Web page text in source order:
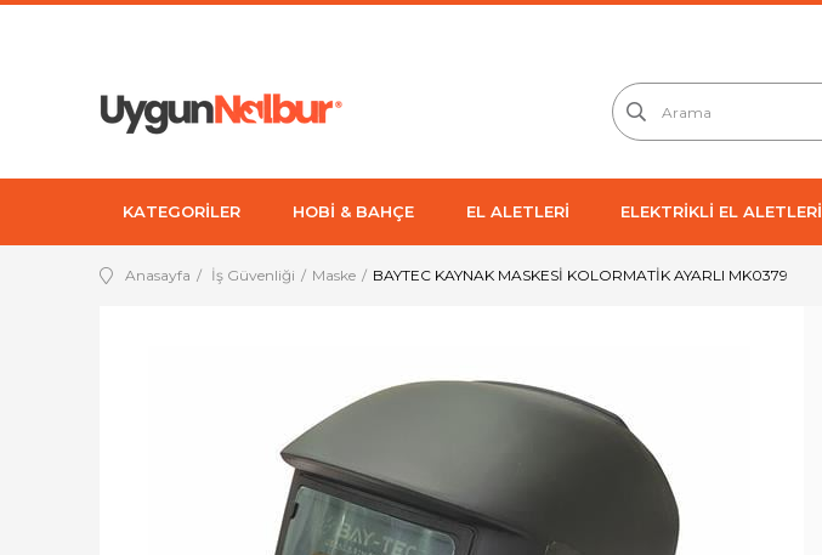
KATEGORİLER HOBİ & BAHÇE EL ALETLERİ ELEKTRİKLİ EL ALETLERİ
Anasayfa İş Güvenliği Maske BAYTEC KAYNAK MASKESİ KOLORMATİK AYARLI MK0379